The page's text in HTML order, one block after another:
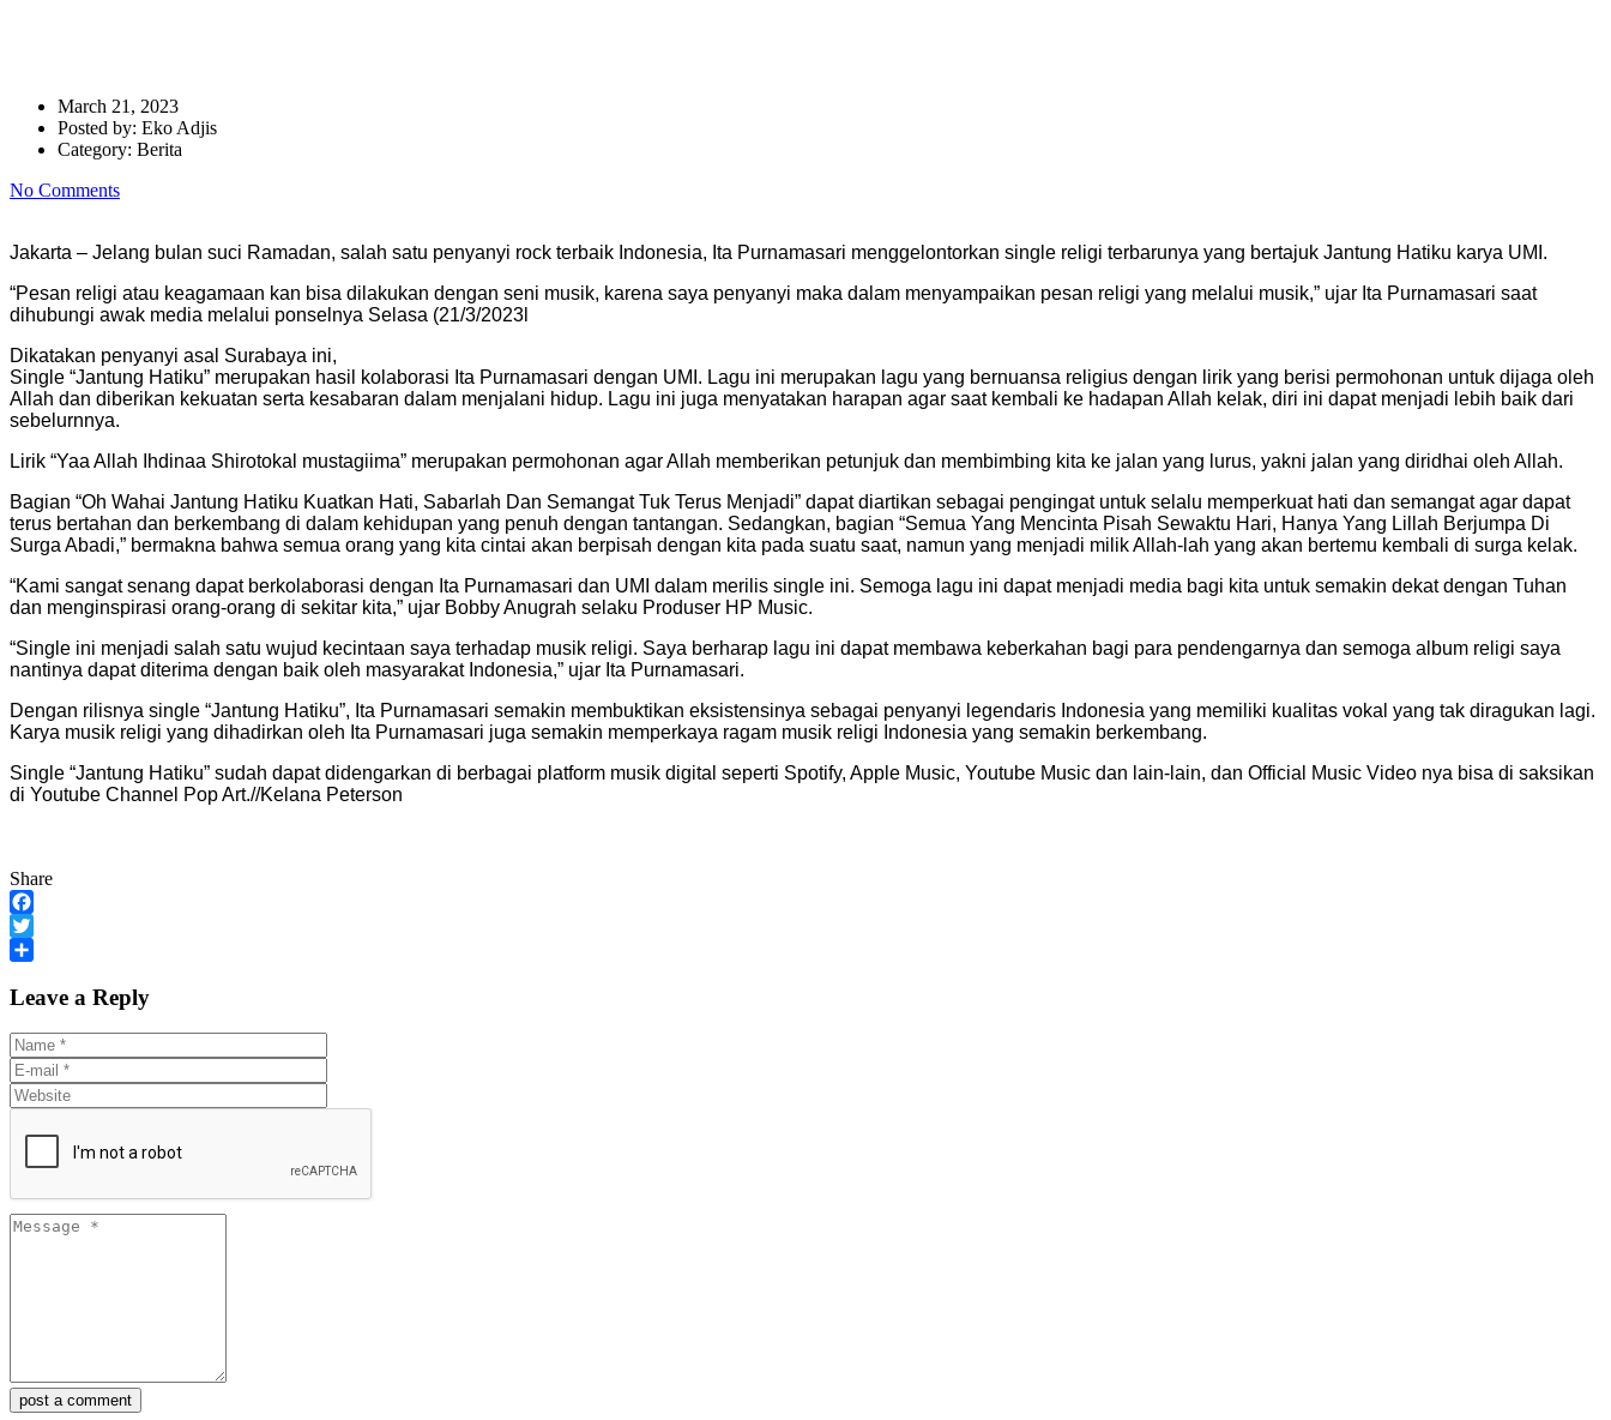
March 21, 2023
Posted by: Eko Adjis
Category: Berita
No Comments
Jakarta – Jelang bulan suci Ramadan, salah satu penyanyi rock terbaik Indonesia, Ita Purnamasari menggelontorkan single religi terbarunya yang bertajuk Jantung Hatiku karya UMI.
“Pesan religi atau keagamaan kan bisa dilakukan dengan seni musik, karena saya penyanyi maka dalam menyampaikan pesan religi yang melalui musik,” ujar Ita Purnamasari saat
dihubungi awak media melalui ponselnya Selasa (21/3/2023l
Dikatakan penyanyi asal Surabaya ini,
Single “Jantung Hatiku” merupakan hasil kolaborasi Ita Purnamasari dengan UMI. Lagu ini merupakan lagu yang bernuansa religius dengan lirik yang berisi permohonan untuk dijaga oleh
Allah dan diberikan kekuatan serta kesabaran dalam menjalani hidup. Lagu ini juga menyatakan harapan agar saat kembali ke hadapan Allah kelak, diri ini dapat menjadi lebih baik dari
sebelurnnya.
Lirik “Yaa Allah Ihdinaa Shirotokal mustagiima” merupakan permohonan agar Allah memberikan petunjuk dan membimbing kita ke jalan yang lurus, yakni jalan yang diridhai oleh Allah.
Bagian “Oh Wahai Jantung Hatiku Kuatkan Hati, Sabarlah Dan Semangat Tuk Terus Menjadi” dapat diartikan sebagai pengingat untuk selalu memperkuat hati dan semangat agar dapat
terus bertahan dan berkembang di dalam kehidupan yang penuh dengan tantangan. Sedangkan, bagian “Semua Yang Mencinta Pisah Sewaktu Hari, Hanya Yang Lillah Berjumpa Di
Surga Abadi,” bermakna bahwa semua orang yang kita cintai akan berpisah dengan kita pada suatu saat, namun yang menjadi milik Allah-lah yang akan bertemu kembali di surga kelak.
“Kami sangat senang dapat berkolaborasi dengan Ita Purnamasari dan UMI dalam merilis single ini. Semoga lagu ini dapat menjadi media bagi kita untuk semakin dekat dengan Tuhan
dan menginspirasi orang-orang di sekitar kita,” ujar Bobby Anugrah selaku Produser HP Music.
“Single ini menjadi salah satu wujud kecintaan saya terhadap musik religi. Saya berharap lagu ini dapat membawa keberkahan bagi para pendengarnya dan semoga album religi saya
nantinya dapat diterima dengan baik oleh masyarakat Indonesia,” ujar Ita Purnamasari.
Dengan rilisnya single “Jantung Hatiku”, Ita Purnamasari semakin membuktikan eksistensinya sebagai penyanyi legendaris Indonesia yang memiliki kualitas vokal yang tak diragukan lagi.
Karya musik religi yang dihadirkan oleh Ita Purnamasari juga semakin memperkaya ragam musik religi Indonesia yang semakin berkembang.
Single “Jantung Hatiku” sudah dapat didengarkan di berbagai platform musik digital seperti Spotify, Apple Music, Youtube Music dan lain-lain, dan Official Music Video nya bisa di saksikan
di Youtube Channel Pop Art.//Kelana Peterson
Share
Facebook
Twitter
Leave a Reply
post a comment